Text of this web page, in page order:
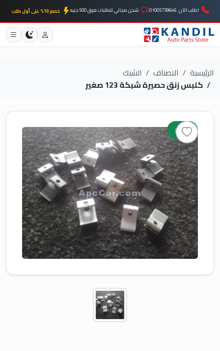
اطلب الآن: 01005739646 شحن مجاني للطلبات فوق 500 جنيه خصم 10% على أول طلب
الرئيسية الاصناف
الشبك
كلبس زنق حصيرة شبكة 123 صغير
جديد